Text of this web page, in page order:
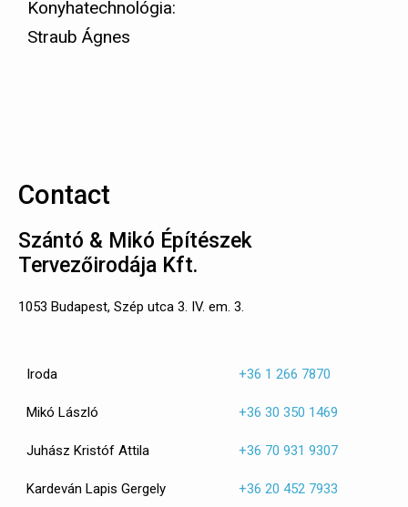
Konyhatechnológia:
Straub Ágnes
Contact
Szántó & Mikó Építészek
Tervezőirodája Kft.
1053 Budapest, Szép utca 3. IV. em. 3.
Iroda +36 1 266 7870
Mikó László +36 30 350 1469
Juhász Kristóf Attila +36 70 931 9307
Kardeván Lapis Gergely +36 20 452 7933